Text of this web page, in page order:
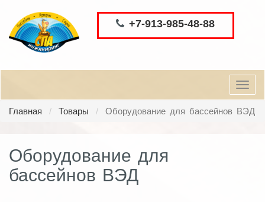
+7-913-985-48-88
Главная
Товары Оборудование для бассейнов ВЭД
Оборудование для
бассейнов ВЭД